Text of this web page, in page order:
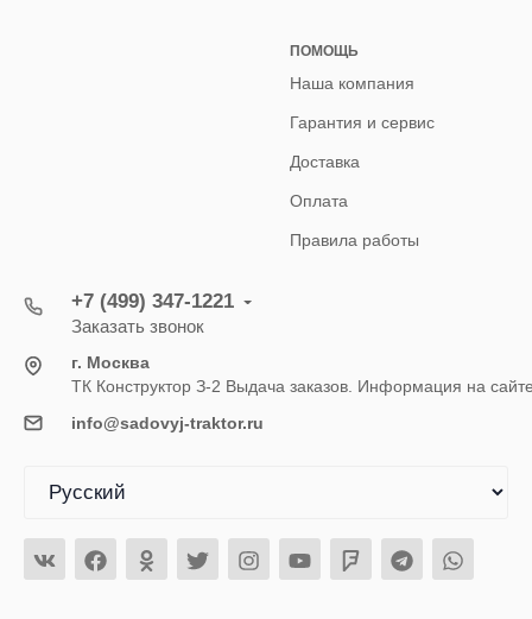
ПОМОЩЬ
Наша компания
Гарантия и сервис
Доставка
Оплата
Правила работы
+7 (499) 347-1221
Заказать звонок
г. Москва
ТК Конструктор З-2 Выдача заказов. Информация на
info@sadovyj-traktor.ru